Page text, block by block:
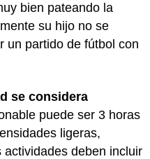
bien pateando la
su hijo no se
un partido de fútbol con
se considera
puede ser 3 horas
ligeras,
deben incluir